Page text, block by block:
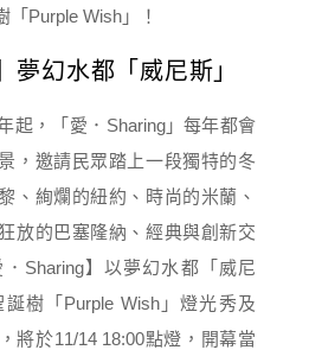
夢幻水都「威尼斯」
起，「​​愛．Sharing」每年都會
，邀請民眾踏上一段獨特的冬
、絢爛的紐約、時尚的米蘭、
放的巴塞隆納、經典與創新交
Sharing】以夢幻水都「威尼
樹「Purple Wish」燈光秀及
將於11/14 18:00點燈，開幕當